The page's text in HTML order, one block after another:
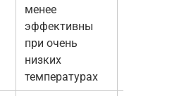
менее
эффективны
при очень
низких
температурах